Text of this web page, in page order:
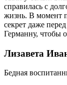
справилась с
жизнь. В момент
секрет даже
Германну, чтобы
Лизавета
Бедная